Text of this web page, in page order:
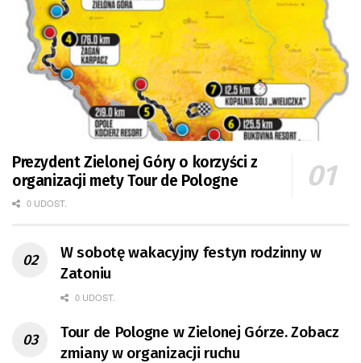
Prezydent Zielonej Góry o korzyści z
organizacji mety Tour de Pologne
0 UDOST.
W sobotę wakacyjny festyn rodzinny w
Zatoniu
0 UDOST.
Tour de Pologne w Zielonej Górze. Zobacz
zmiany w organizacji ruchu